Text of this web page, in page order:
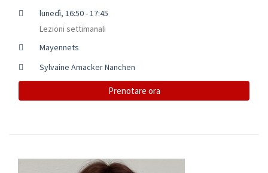
lunedì, 16:50 - 17:45
Lezioni settimanali
Mayennets
Sylvaine Amacker Nanchen
Prenotare ora